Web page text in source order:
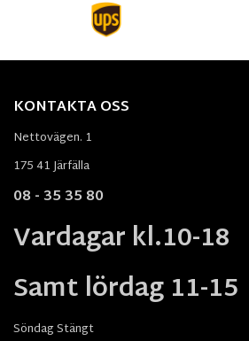
KONTAKTA OSS
Nettovägen. 1
175 41 Järfälla
08 - 35 35 80
Vardagar kl.10-18
Samt lördag 11-15
Söndag Stängt